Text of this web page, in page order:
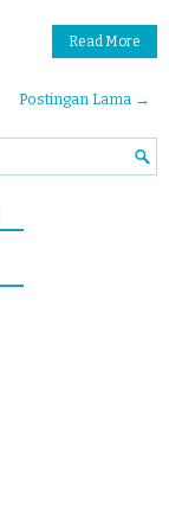
Read More
Postingan Lama →